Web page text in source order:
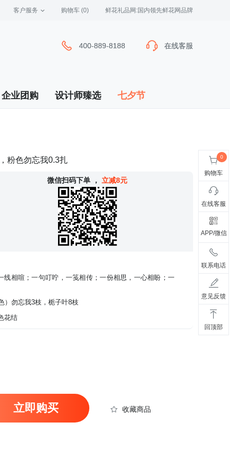
客户服务 购物车 (0) 鲜花礼品网:国内领先鲜花网品牌
400-889-8188 在线客服
400-889-8188 在线客服
企业团购 设计师臻选 七夕节
粉色勿忘我0.3扎
微信扫码下单 ， 立减8元
线相喧；一句叮咛，一笺相传；一份相思，一心相盼；一
）勿忘我3枝，栀子叶8枝
花结
立即购买 收藏商品
购物车
在线客服
APP/微信
联系电话
意见反馈
回顶部